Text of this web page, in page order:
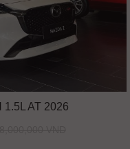
AT 2026